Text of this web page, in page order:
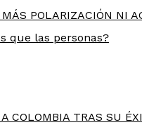
POLARIZACIÓN NI
que las personas?
COLOMBIA TRAS SU